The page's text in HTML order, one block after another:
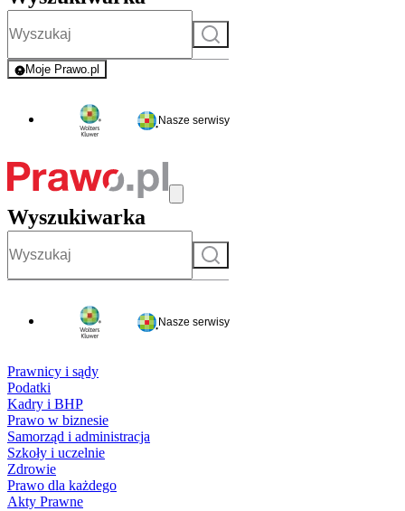
Szukaj
Moje Prawo.pl
- rejestracja i logowanie do serwisu
Nasze serwisy
Wyszukiwarka
Szukaj
Nasze serwisy
Prawnicy i sądy
Podatki
Kadry i BHP
Prawo w biznesie
Samorząd i administracja
Szkoły i uczelnie
Zdrowie
Prawo dla każdego
Akty Prawne